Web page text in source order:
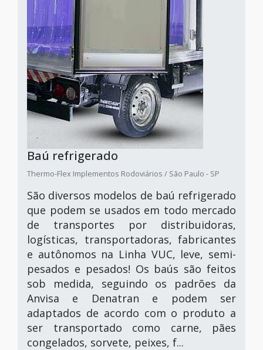
Baú refrigerado
Thermo-Flex Implementos Rodoviários / São Paulo - SP
São diversos modelos de baú refrigerado
que podem se usados em todo mercado
de transportes por distribuidoras,
logísticas, transportadoras, fabricantes
e autônomos na Linha VUC, leve, semi-
pesados e pesados! Os baús são feitos
sob medida, seguindo os padrões da
Anvisa e Denatran e podem ser
adaptados de acordo com o produto a
ser transportado como carne, pães
congelados, sorvete, peixes, f...